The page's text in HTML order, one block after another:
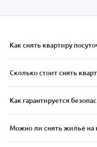
Как снять квартиру
Сколько стоит снять
Как гарантируется
Можно ли снять жильё на